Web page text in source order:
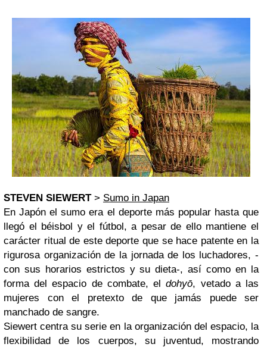
STEVEN SIEWERT> Sumo in Japan
En Japón el sumo era el deporte más popular hasta que
llegó el béisbol y el fútbol, a pesar de ello mantiene el
carácter ritual de este deporte que se hace patente en la
rigurosa organización de la jornada de los luchadores, -
con sus horarios estrictos y su dieta-, así como en la
forma del espacio de combate, eldohyō, vetado a las
mujeres con el pretexto de que jamás puede ser
manchado de sangre.
Siewert centra su serie en la organización del espacio, la
flexibilidad de los cuerpos, su juventud, mostrando